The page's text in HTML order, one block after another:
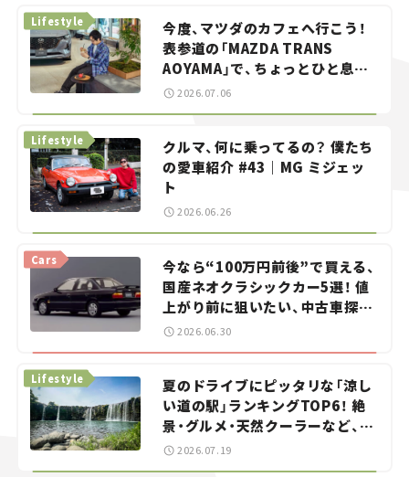
今度、マツダのカフェへ行こう！
表参道の「MAZDA TRANS
AOYAMA」で、ちょっとひと息。
——連載｜CCGとクルマでどうす
Lifestyle
2026.07.06
クルマ、何に乗ってるの？ 僕たち
の愛車紹介 #43｜MG ミジェッ
ト
Lifestyle
2026.06.26
今なら“100万円前後”で買える、
国産ネオクラシックカー5選！ 値
上がり前に狙いたい、中古車探し
をお手伝い――ちょっとイケてるマ
Cars
2026.06.30
夏のドライブにピッタリな「涼し
い道の駅」ランキングTOP6！ 絶
景・グルメ・天然クーラーなど、避
暑におすすめのスポットを紹介
【道の駅マニアの推し駅ガイド】
Lifestyle
2026.07.19